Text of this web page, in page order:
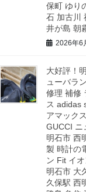
保町 ゆり
石 加古川
井が島 朝
2026年6
大好評！
ューバラ
修理 補修
ス adidas
アマック
GUCCI ニ
明石市 西
製 時計の
ン Fit イ
明石市 大
久保駅 西